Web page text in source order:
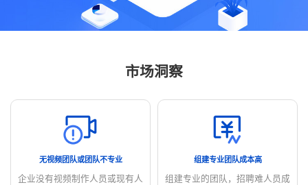
市场洞察
无视频团队或团队不专业
企业没有视频制作人员或现有人
组建专业团队成本高
组建专业的团队，招聘难人员成